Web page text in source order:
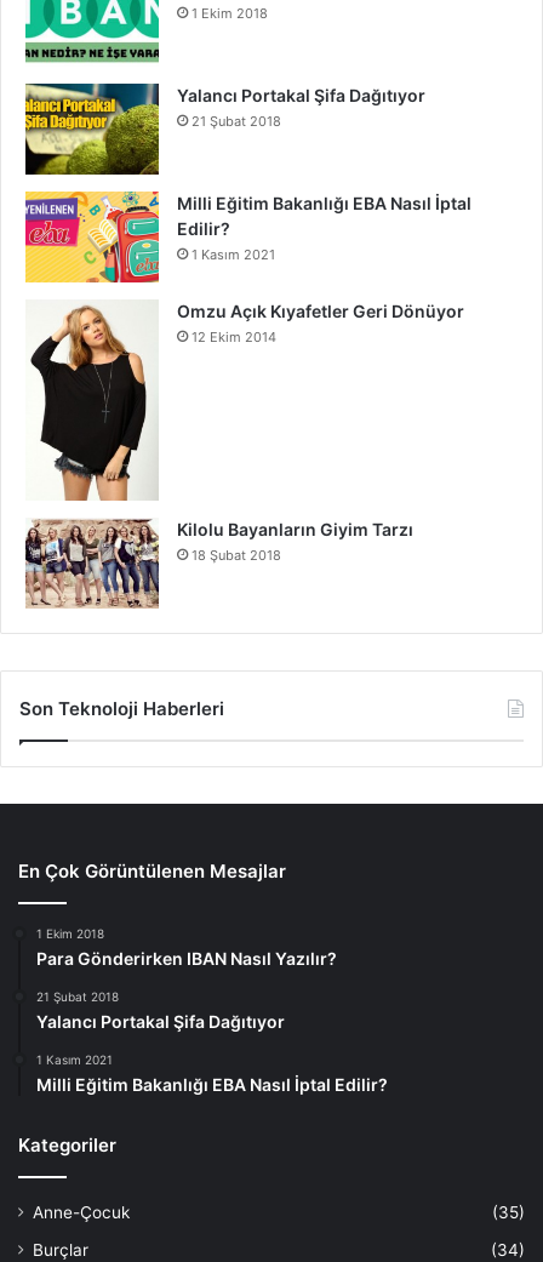
1 Ekim 2018
Yalancı Portakal Şifa Dağıtıyor
21 Şubat 2018
Milli Eğitim Bakanlığı EBA Nasıl İptal
Edilir?
1 Kasım 2021
Omzu Açık Kıyafetler Geri Dönüyor
12 Ekim 2014
Kilolu Bayanların Giyim Tarzı
18 Şubat 2018
Son Teknoloji Haberleri
En Çok Görüntülenen Mesajlar
1 Ekim 2018
Para Gönderirken IBAN Nasıl Yazılır?
21 Şubat 2018
Yalancı Portakal Şifa Dağıtıyor
1 Kasım 2021
Milli Eğitim Bakanlığı EBA Nasıl İptal Edilir?
Kategoriler
Anne-Çocuk
(35)
Burçlar
(34)